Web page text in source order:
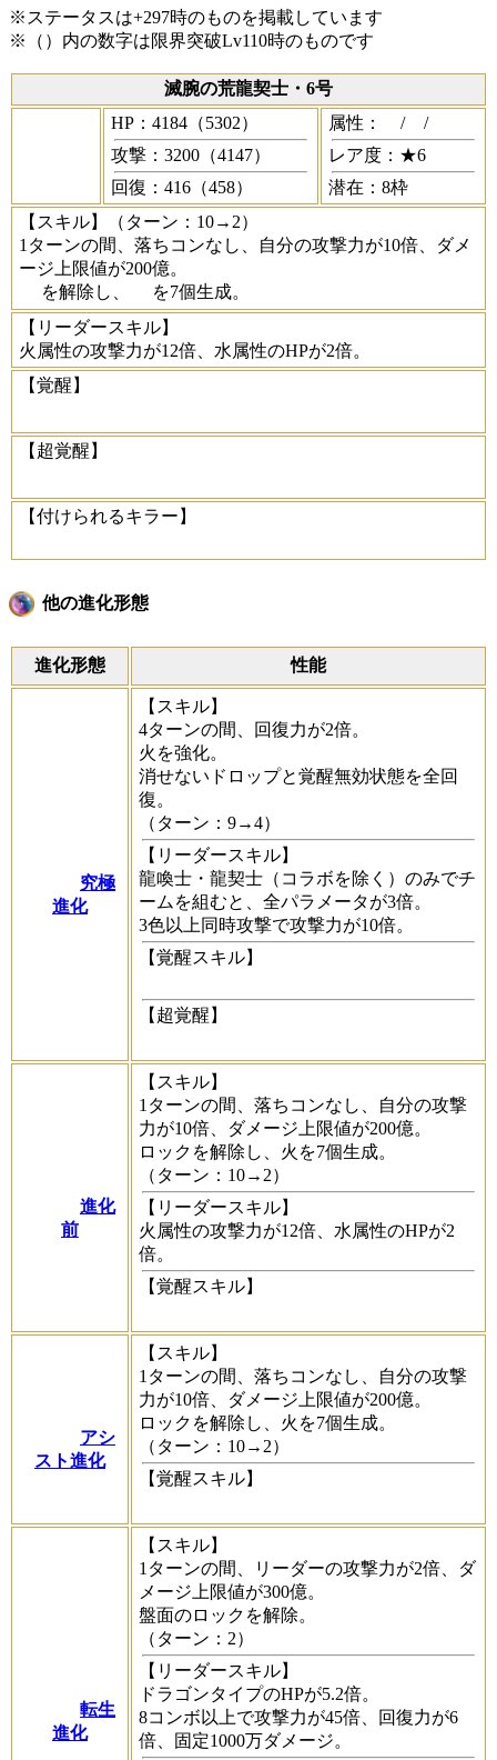
※ステータスは+297時のものを掲載しています
※（）内の数字は限界突破Lv110時のものです
滅腕の荒龍契士・6号
HP：4184（5302）
攻撃：3200（4147）
回復：416（458）
属性： /
/
レア度：★6
潜在：8枠
【スキル】
（ターン：10→2）
1ターンの間、落ちコンなし、自分の攻撃力が10倍、ダメ
ージ上限値が200億。
を解除し、
を7個生成。
【リーダースキル】
火属性の攻撃力が12倍、水属性のHPが2倍。
【覚醒】
【超覚醒】
【付けられるキラー】
他の進化形態
進化形態 性能
究極
進化
【スキル】
4ターンの間、回復力が2倍。
火を強化。
消せないドロップと覚醒無効状態を全回
復。
（ターン：9→4）
【リーダースキル】
龍喚士・龍契士（コラボを除く）のみでチ
ームを組むと、全パラメータが3倍。
3色以上同時攻撃で攻撃力が10倍。
【覚醒スキル】
【超覚醒】
進化
前
【スキル】
1ターンの間、落ちコンなし、自分の攻撃
力が10倍、ダメージ上限値が200億。
ロックを解除し、火を7個生成。
（ターン：10→2）
【リーダースキル】
火属性の攻撃力が12倍、水属性のHPが2
倍。
【覚醒スキル】
アシ
スト進化
【スキル】
1ターンの間、落ちコンなし、自分の攻撃
力が10倍、ダメージ上限値が200億。
ロックを解除し、火を7個生成。
（ターン：10→2）
【覚醒スキル】
転生
進化
【スキル】
1ターンの間、リーダーの攻撃力が2倍、ダ
メージ上限値が300億。
盤面のロックを解除。
（ターン：2）
【リーダースキル】
ドラゴンタイプのHPが5.2倍。
8コンボ以上で攻撃力が45倍、回復力が6
倍、固定1000万ダメージ。